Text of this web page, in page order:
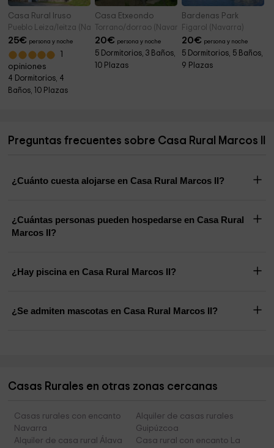
Casa Rural Iruso
Pueblo Leiza/leitza (Navarra)
25€ persona y noche
opiniones
4 Dormitorios, 4
Baños, 10 Plazas
Casa Etxeondo
Torrano/dorrao (Navarra)
20€ persona y noche
5 Dormitorios, 3 Baños,
10 Plazas
Bardenas Park
Figarol (Navarra)
20€ persona y noche
5 Dormitorios, 5 Baños,
9 Plazas
Preguntas frecuentes sobre Casa Rural Marcos II
¿Cuánto cuesta alojarse en Casa Rural Marcos II?
¿Cuántas personas pueden hospedarse en Casa Rural
Marcos II?
¿Hay piscina en Casa Rural Marcos II?
¿Se admiten mascotas en Casa Rural Marcos II?
Casas Rurales en otras zonas cercanas
Casas rurales con encanto
Navarra
Alquiler de casas rurales
Guipúzcoa
Alquiler de casa rural Álava
Casa rural con encanto La